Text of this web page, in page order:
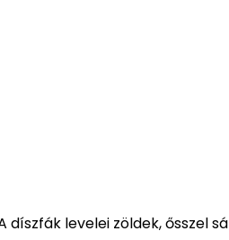
levelei zöldek, ősszel